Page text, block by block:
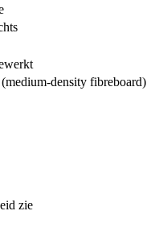
density fibreboard)
zie